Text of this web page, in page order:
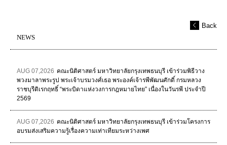
Back
NEWS
AUG 07,2026 คณะนิติศาสตร์ มหาวิทยาลัยกรุงเทพธนบุรี เข้าร่วมพิธีวาง
พวงมาลาพระรูป พระเจ้าบรมวงศ์เธอ พระองค์เจ้ารพีพัฒนศักดิ์ กรมหลวง
ราชบุรีดิเรกฤทธิ์ “พระบิดาแห่งวงการกฎหมายไทย” เนื่องในวันรพี ประจำปี
2569
AUG 07,2026 คณะนิติศาสตร์ มหาวิทยาลัยกรุงเทพธนบุรี เข้าร่วมโครงการ
อบรมส่งเสริมความรู้เรื่องความเท่าเทียมระหว่างเพศ